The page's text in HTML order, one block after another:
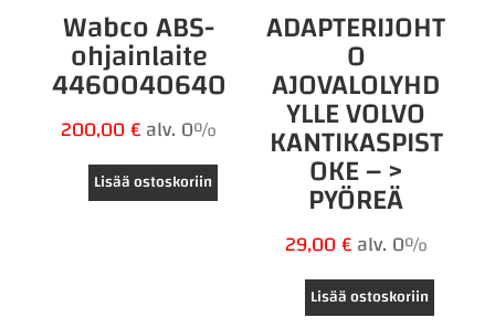
Wabco ABS-
ohjainlaite
4460040640
200,00€alv. 0%
Lisää ostoskoriin
ADAPTERIJOHT
O
AJOVALOLYHD
YLLE VOLVO
KANTIKASPIST
OKE – >
PYÖREÄ
29,00€alv. 0%
Lisää ostoskoriin